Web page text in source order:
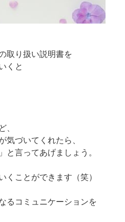
取り扱い説明書を
くと
、
気づいてくれたら、
と言ってあげましょう。
くことができます（笑）
るコミュニケーションを